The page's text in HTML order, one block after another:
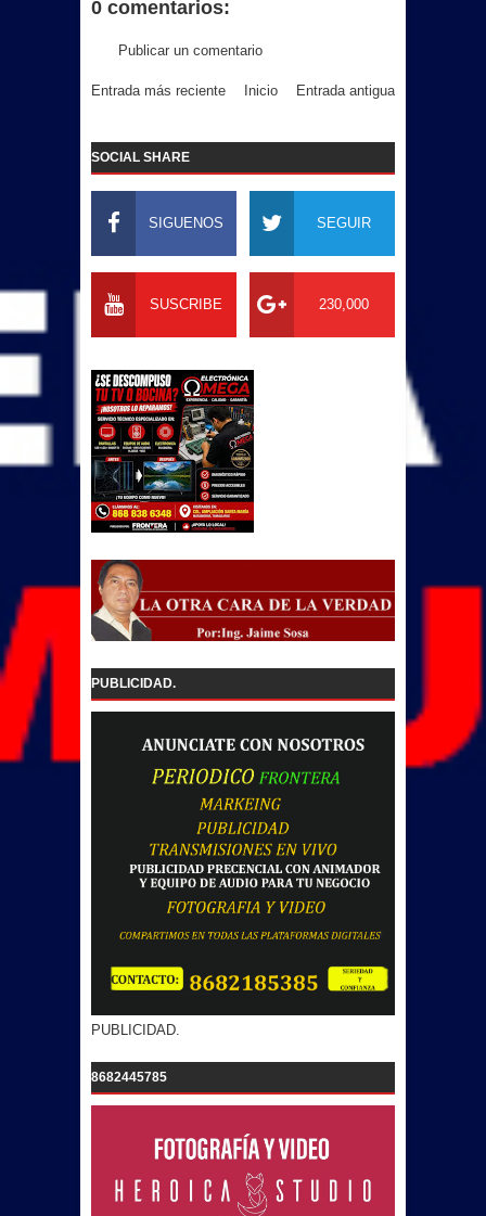
0 comentarios:
Publicar un comentario
Entrada más reciente Entrada antigua
Inicio
SOCIAL SHARE
SIGUENOS SEGUIR
SUSCRIBE 230,000
PUBLICIDAD.
PUBLICIDAD.
8682445785